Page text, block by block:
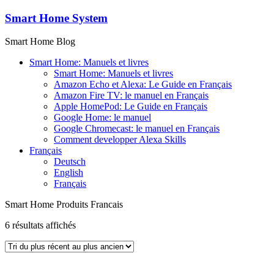
Passer
contenu
Smart Home System
Smart Home Blog
Smart Home: Manuels et livres
Smart Home: Manuels et livres
Amazon Echo et Alexa: Le Guide en Français
Amazon Fire TV: le manuel en Français
Apple HomePod: Le Guide en Français
Google Home: le manuel
Google Chromecast: le manuel en Français
Comment developper Alexa Skills
Français
Deutsch
English
Français
Smart Home Produits Francais
6 résultats affichésTrié
plus